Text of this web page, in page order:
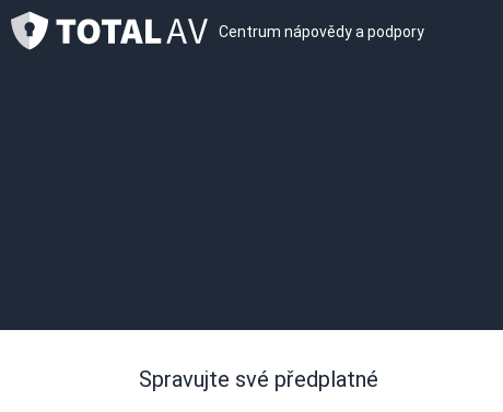
Centrum nápovědy a podpory
Spravujte své předplatné